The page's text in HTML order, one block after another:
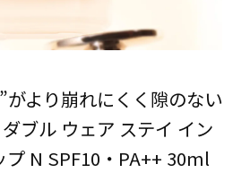
がより崩れにくく隙のない
ブル ウェア ステイ イン
プ N SPF10・PA++ 30ml